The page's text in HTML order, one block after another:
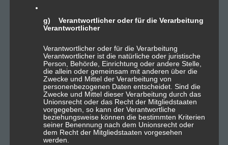
20 GB Speicherplatz
100 Mbit/s Bandbreite
Traffic-Flatrate
SSL-Zertifikat
Serverstandort DE
Tägliche Datensicherung
FTP Zugriff
g) Verantwortlicher oder für die Verarbeitung
Verantwortlicher
Verantwortlicher oder für die Verarbeitung
Verantwortlicher ist die natürliche oder juristische
Person, Behörde, Einrichtung oder andere Stelle,
die allein oder gemeinsam mit anderen über die
Zwecke und Mittel der Verarbeitung von
personenbezogenen Daten entscheidet. Sind die
Zwecke und Mittel dieser Verarbeitung durch das
Unionsrecht oder das Recht der Mitgliedstaaten
vorgegeben, so kann der Verantwortliche
beziehungsweise können die bestimmten Kriterien
seiner Benennung nach dem Unionsrecht oder
dem Recht der Mitgliedstaaten vorgesehen
werden.